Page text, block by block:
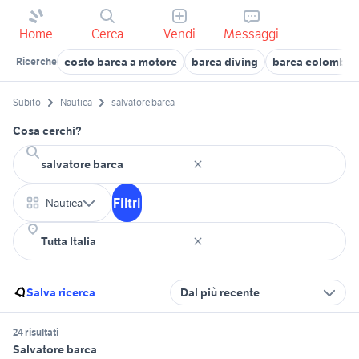
Home Cerca Vendi Messaggi
Ricerche costo barca a motore barca diving barca colombo
Subito Nautica salvatore barca
Cosa cerchi?
Nautica Filtri
Salva ricerca Dal più recente
24 risultati
Salvatore barca